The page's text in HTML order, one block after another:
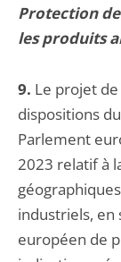
Protection
les produits
9. Le projet
dispositions
Parlement
2023 relatif à
industriels, en
européen de